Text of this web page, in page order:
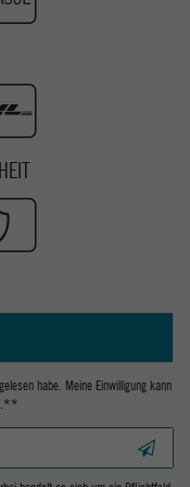
habe. Meine Einwilligung kann